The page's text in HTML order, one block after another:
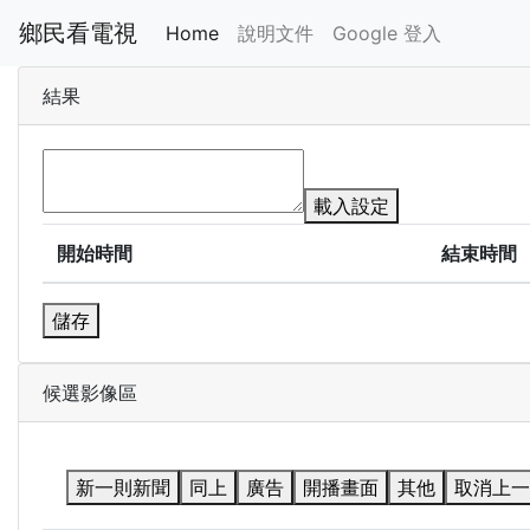
鄉民看電視 Home 說明文件 Google 登入
結果
載入設定
開始時間
結束時間
儲存
候選影像區
新一則新聞 同上 廣告 開播畫面 其他 取消上